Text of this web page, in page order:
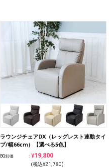
ラウンジチェアDX（レッグレスト連動タイ
プ/幅66cm）【選べる5色】
BG卸価 ¥19,800
(税込¥21,780)